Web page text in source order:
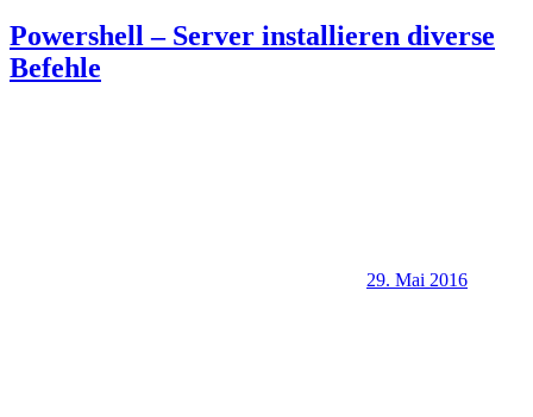
Powershell – Server installieren diverse
Befehle
29. Mai 2016